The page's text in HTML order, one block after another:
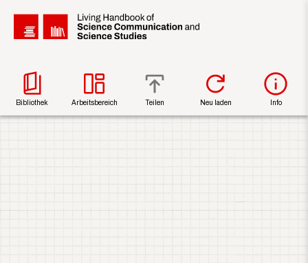
Bibliothek Arbeitsbereich Teilen Neu laden Info